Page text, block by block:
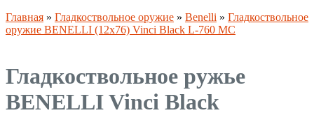
Главная » Гладкоствольное оружие » Benelli » Гладкоствольное
оружие BENELLI (12х76) Vinci Black L-760 MC
Гладкоствольное ружье
BENELLI Vinci Black